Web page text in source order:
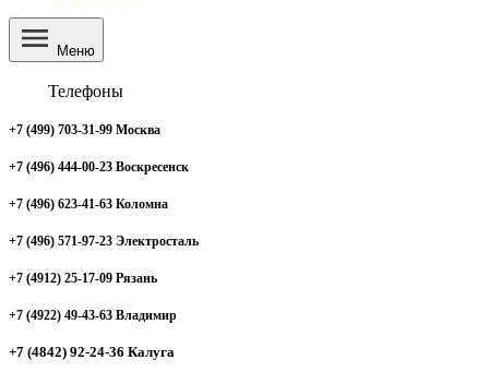
Меню
Телефоны
+7 (499) 703-31-99 Москва
+7 (496) 444-00-23 Воскресенск
+7 (496) 623-41-63 Коломна
+7 (496) 571-97-23 Электросталь
+7 (4912) 25-17-09 Рязань
+7 (4922) 49-43-63 Владимир
+7 (4842) 92-24-36 Калуга